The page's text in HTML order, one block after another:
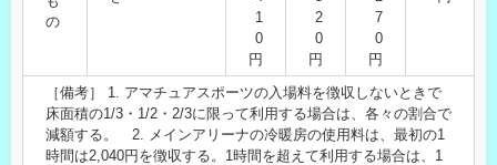
の
1
0
円
2
0
円
7
0
円
［備考］ 1. アマチュアスポーツの入場料を徴収しないときで
床面積の1/3・1/2・2/3に限って利用する場合は、各々の割合で
減額する。 2. メインアリーナの冷暖房の使用料は、最初の1
時間は2,040円を徴収する。1時間を超えて利用する場合は、1